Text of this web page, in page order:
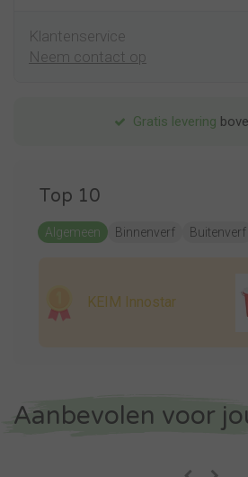
Klantenservice
Neem contact op
Gratis levering
Top 10
Algemeen Binnenverf Buitenverf
KEIM Innostar
Aanbevolen voor